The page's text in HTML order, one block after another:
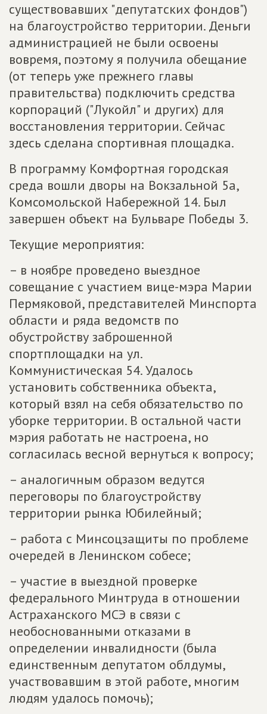
существовавших "депутатских фондов")
на благоустройство территории. Деньги
администрацией не были освоены
вовремя, поэтому я получила обещание
(от теперь уже прежнего главы
правительства) подключить средства
корпораций ("Лукойл" и других) для
восстановления территории. Сейчас
здесь сделана спортивная площадка.
В программу Комфортная городская
среда вошли дворы на Вокзальной 5а,
Комсомольской Набережной 14. Был
завершен объект на Бульваре Победы 3.
Текущие мероприятия:
– в ноябре проведено выездное
совещание с участием вице-мэра Марии
Пермяковой, представителей Минспорта
области и ряда ведомств по
обустройству заброшенной
спортплощадки на ул.
Коммунистическая 54. Удалось
установить собственника объекта,
который взял на себя обязательство по
уборке территории. В остальной части
мэрия работать не настроена, но
согласилась весной вернуться к вопросу;
– аналогичным образом ведутся
переговоры по благоустройству
территории рынка Юбилейный;
– работа с Минсоцзащиты по проблеме
очередей в Ленинском собесе;
– участие в выездной проверке
федерального Минтруда в отношении
Астраханского МСЭ в связи с
необоснованными отказами в
определении инвалидности (была
единственным депутатом облдумы,
участвовавшим в этой работе, многим
людям удалось помочь);